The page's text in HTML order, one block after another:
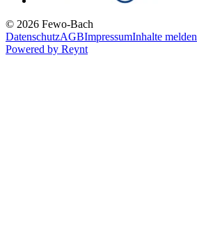
© 2026 Fewo-Bach
DatenschutzAGBImpressumInhalte melden
Powered by Reynt